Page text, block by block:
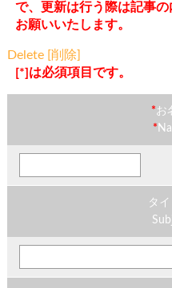
で、更新は行う際は記事
お願いいたします。
Delete [削除]
[*]は必須項目です。
*お
*
タ